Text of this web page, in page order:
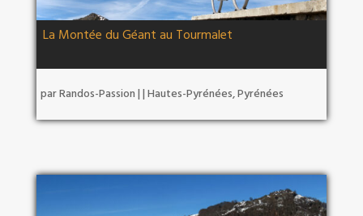
La Montée du Géant au Tourmalet
parRandos-Passion | | Hautes-Pyrénées,Pyrénées